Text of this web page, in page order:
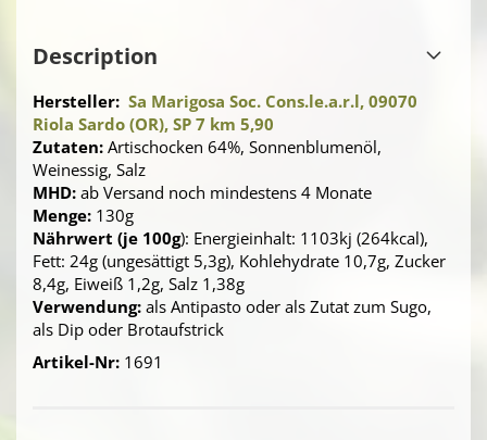
Description
Hersteller: Sa Marigosa Soc. Cons.le.a.r.l, 09070
Riola Sardo (OR), SP 7 km 5,90
Zutaten: Artischocken 64%, Sonnenblumenöl,
Weinessig, Salz
MHD: ab Versand noch mindestens 4 Monate
Menge: 130g
Nährwert (je 100g): Energieinhalt: 1103kj (264kcal),
Fett: 24g (ungesättigt 5,3g), Kohlehydrate 10,7g, Zucker
8,4g, Eiweiß 1,2g, Salz 1,38g
Verwendung: als Antipasto oder als Zutat zum Sugo,
als Dip oder Brotaufstrick
Artikel-Nr: 1691